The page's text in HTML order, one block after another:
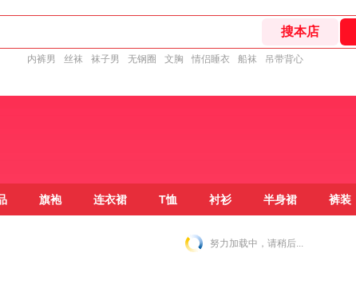
内裤男 丝袜 袜子男 无钢圈 文胸 情侣睡衣 船袜 吊带背心
旗袍 连衣裙 T恤 衬衫 半身裙 裤装
努力加载中，请稍后...